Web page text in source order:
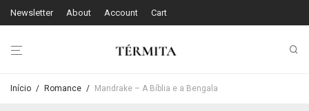
Newsletter About Account Cart
Início / Romance / Mandrake – A Bíblia e a Bengala